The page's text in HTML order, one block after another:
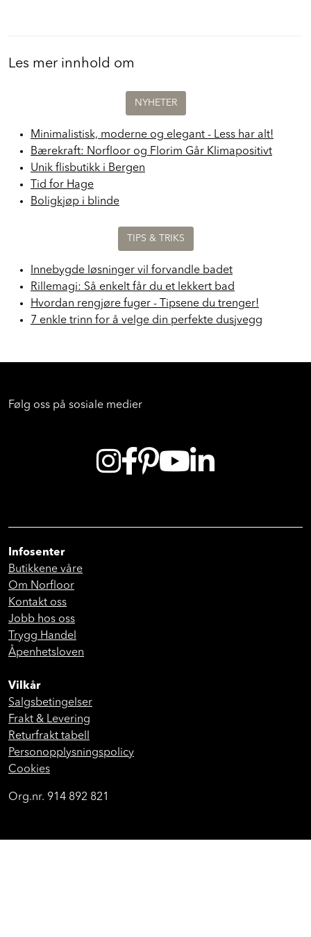
Les mer innhold om
NYHETER
Minimalistisk, moderne og elegant - Less har alt!
Bærekraft: Norfloor og Florim Går Klimapositivt
Unik flisbutikk i Bergen
Tid for Hage
Boligkjøp i blinde
TIPS & TRIKS
Innebygde løsninger vil forvandle badet
Rillemagi: Så enkelt får du et lekkert bad
Hvordan rengjøre fuger - Tipsene du trenger!
7 enkle trinn for å velge din perfekte dusjvegg
Følg oss på sosiale medier
Infosenter
Butikkene våre
Om Norfloor
Kontakt oss
Jobb hos oss
Trygg Handel
Åpenhetsloven
Vilkår
Salgsbetingelser
Frakt & Levering
Returfrakt tabell
Personopplysningspolicy
Cookies
Org.nr. 914 892 821